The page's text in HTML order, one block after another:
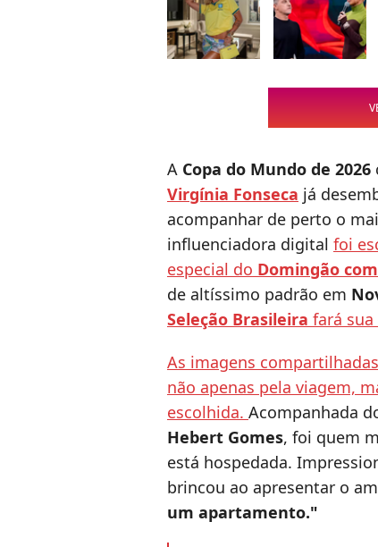
A Copa do Mundo de 2026
Virgínia Fonseca já
acompanhar de perto o
influenciadora digital foi
especial do Domingão
de altíssimo padrão em
Seleção Brasileira fará
As imagens
não apenas pela viagem,
escolhida. Acompanhada
Hebert Gomes, foi quem
está hospedada.
brincou ao apresentar o
um apartamento."